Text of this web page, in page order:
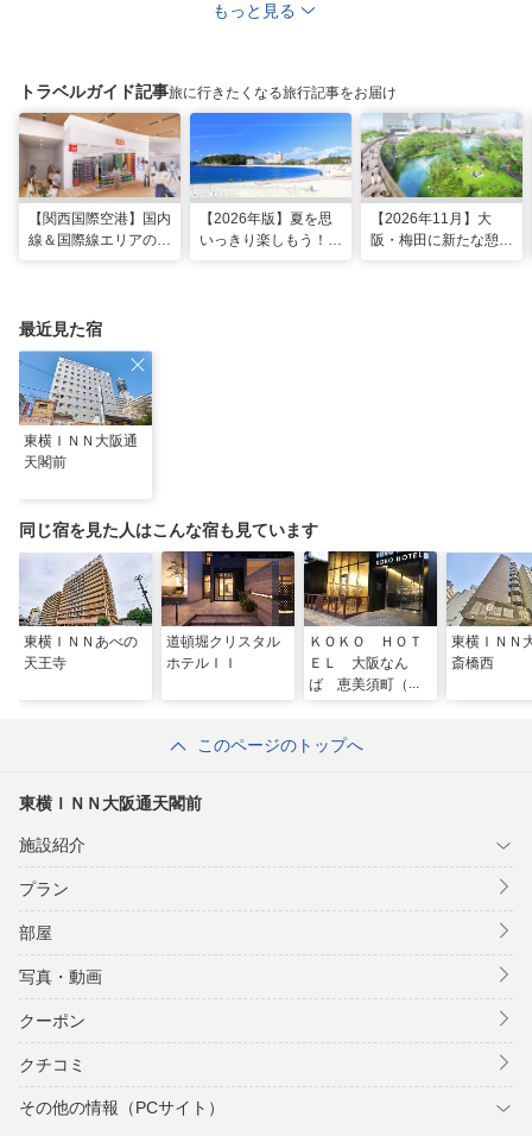
もっと見る
トラベルガイド記事旅に行きたくなる旅行記事をお届け
【関西国際空港】国内
線＆国際線エリアの大
【2026年版】夏を思
いっきり楽しもう！関
【2026年11月】大
阪・梅田に新たな憩い
最近見た宿
東横ＩＮＮ大阪通
天閣前
同じ宿を見た人はこんな宿も見ています
東横ＩＮＮあべの
天王寺
道頓堀クリスタル
ホテルＩＩ
ＫＯＫＯ ＨＯＴ
ＥＬ 大阪なん
ば 恵美須町（旧
ば）
東横ＩＮＮ
斎橋西
このページのトップへ
東横ＩＮＮ大阪通天閣前
施設紹介
プラン
部屋
写真・動画
クーポン
クチコミ
その他の情報（PCサイト）